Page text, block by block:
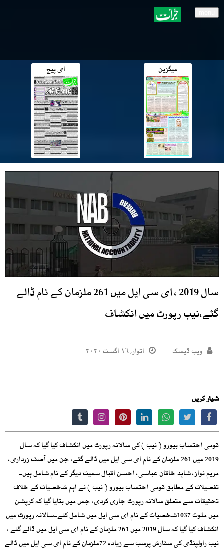
میگزین ای پیج
سال 2019 ، ای سی ایل میں 261 ملزمان کے نام ڈالے
گئے،نیب رپورٹ میں انکشاف
ویب ڈیسک اتوار, ۱۶ اگست ۲۰۲۰
شیئر کریں
قومی احتساب بیورو ( نیب ) کی سالانہ رپورٹ میں انکشاف کیا گیا کہ سال
2019 میں 261 ملزمان کے نام ای سی ایل میں ڈالے گئے، جن میں آصف زرداری،
مریم نواز، شاہد خاقان عباسی، احسن اقبال سمیت دیگر کے نام شامل ہیں۔
تفصیلات کے مطابق قومی احتساب بیورو ( نیب ) نے اہم شخصیات کے خلاف
تحقیقات سے متعلق سالانہ رپورٹ جاری کردی، جس میں بتایا گیا کہ کرپشن
میں ملوث 1037شخصیات کے نام ای سی ایل میں شامل کئے۔سالانہ رپورٹ میں
انکشاف کیا گیا کہ سال 2019 میں 261 ملزمان کے نام ای سی ایل میں ڈالے گئے ،
نیب راولپنڈی کی سفارش پرسب سے زیادہ 72ملزمان کے نام ای سی ایل میں ڈالے